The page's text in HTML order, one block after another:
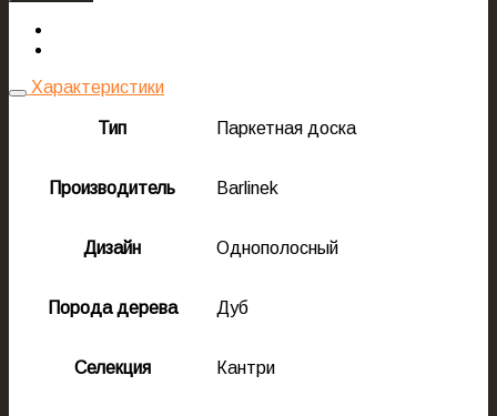
Характеристики
Тип Паркетная доска
Производитель Barlinek
Дизайн Однополосный
Порода дерева Дуб
Селекция Кантри